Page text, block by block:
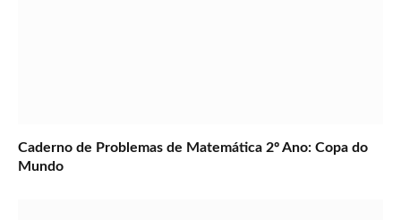
Caderno de Problemas de Matemática 2º Ano: Copa do
Mundo